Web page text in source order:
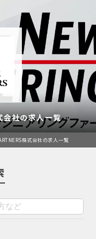
社の求人一覧
株式会社の求人一覧